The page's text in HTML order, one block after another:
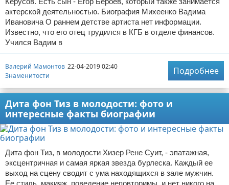
актерской деятельностью. Биография Михеенко Вадима
Ивановича О раннем детстве артиста нет информации.
Известно, что его отец трудился в КГБ в отделе финансов.
Учился Вадим в
Валерий Мамонтов 22-04-2019 02:40
Знаменитости
Подробнее
Дита фон Тиз в молодости: фото и
интересные факты биографии
Дита фон Тиз, в молодости Хизер Рене Суит, - эпатажная,
эксцентричная и самая яркая звезда бурлеска. Каждый ее
выход на сцену сводит с ума находящихся в зале мужчин.
Ее стиль, макияж, поведение неповторимы, и нет никого на